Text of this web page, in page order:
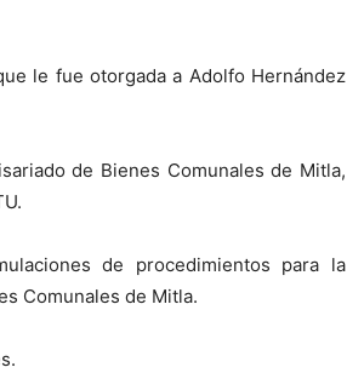
le fue otorgada a Adolfo Hernández
de Bienes Comunales de Mitla,
de procedimientos para la
Comunales de Mitla.